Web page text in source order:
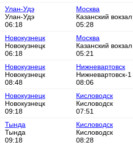
Улан-Удэ
Улан-Удэ
06:18
Москва
Казанский вокзал
05:28
Новокузнецк
Новокузнецк
06:18
Москва
Казанский вокзал
05:21
Новокузнецк
Новокузнецк
08:48
Нижневартовск
Нижневартовск-1
08:06
Новокузнецк
Новокузнецк
09:18
Кисловодск
Кисловодск
07:51
Тында
Тында
09:18
Кисловодск
Кисловодск
08:28